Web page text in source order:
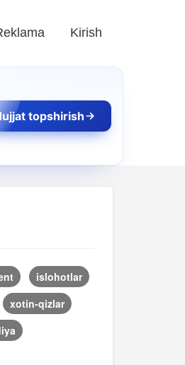
Kirish
topshirish
islohotlar
xotin-qizlar